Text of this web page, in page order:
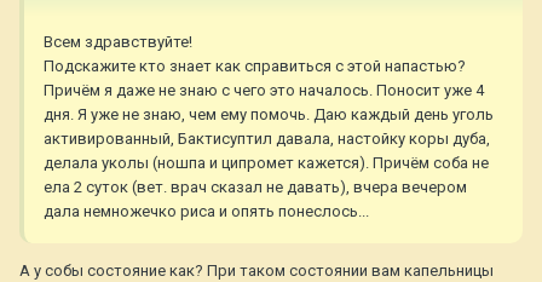
Всем здравствуйте!
Подскажите кто знает как справиться с этой напастью?
Причём я даже не знаю с чего это началось. Поносит уже 4
дня. Я уже не знаю, чем ему помочь. Даю каждый день уголь
активированный, Бактисуптил давала, настойку коры дуба,
делала уколы (ношпа и ципромет кажется). Причём соба не
ела 2 суток (вет. врач сказал не давать), вчера вечером
дала немножечко риса и опять понеслось...
А у собы состояние как? При таком состоянии вам капельницы